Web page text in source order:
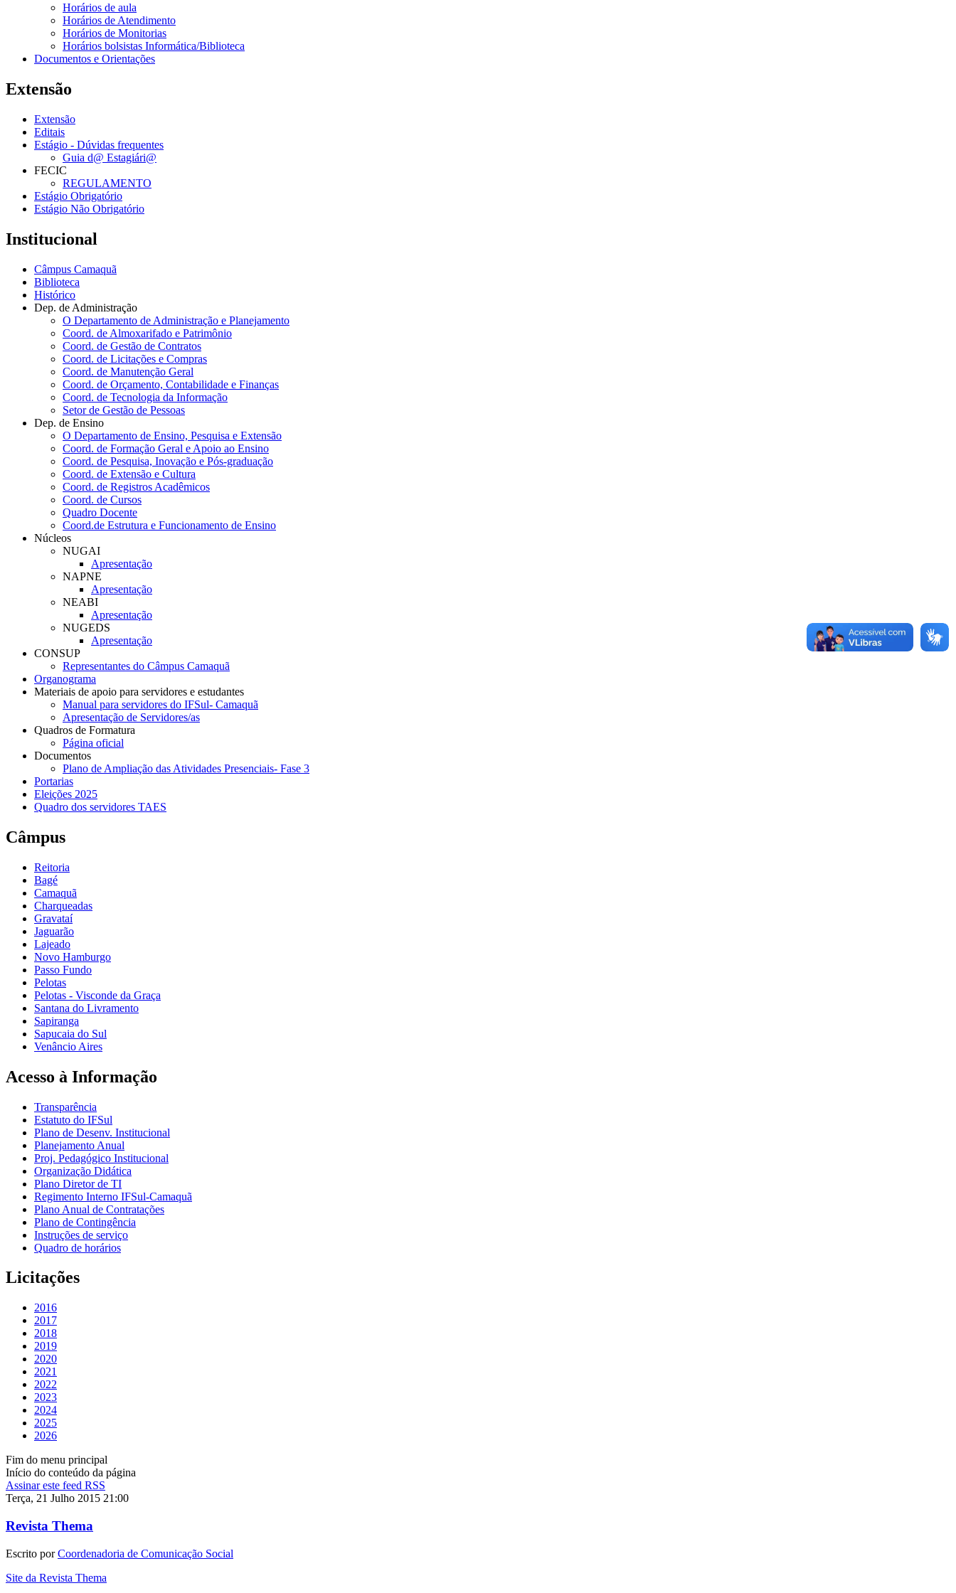
Horários de aula
Horários de Atendimento
Horários de Monitorias
Horários bolsistas Informática/Biblioteca
Documentos e Orientações
Extensão
Extensão
Editais
Estágio - Dúvidas frequentes
Guia d@ Estagiári@
FECIC
REGULAMENTO
Estágio Obrigatório
Estágio Não Obrigatório
Institucional
Câmpus Camaquã
Biblioteca
Histórico
Dep. de Administração
O Departamento de Administração e Planejamento
Coord. de Almoxarifado e Patrimônio
Coord. de Gestão de Contratos
Coord. de Licitações e Compras
Coord. de Manutenção Geral
Coord. de Orçamento, Contabilidade e Finanças
Coord. de Tecnologia da Informação
Setor de Gestão de Pessoas
Dep. de Ensino
O Departamento de Ensino, Pesquisa e Extensão
Coord. de Formação Geral e Apoio ao Ensino
Coord. de Pesquisa, Inovação e Pós-graduação
Coord. de Extensão e Cultura
Coord. de Registros Acadêmicos
Coord. de Cursos
Quadro Docente
Coord.de Estrutura e Funcionamento de Ensino
Núcleos
NUGAI
Apresentação
NAPNE
Apresentação
NEABI
Apresentação
NUGEDS
Apresentação
CONSUP
Representantes do Câmpus Camaquã
Organograma
Materiais de apoio para servidores e estudantes
Manual para servidores do IFSul- Camaquã
Apresentação de Servidores/as
Quadros de Formatura
Página oficial
Documentos
Plano de Ampliação das Atividades Presenciais- Fase 3
Portarias
Eleições 2025
Quadro dos servidores TAES
Câmpus
Reitoria
Bagé
Camaquã
Charqueadas
Gravataí
Jaguarão
Lajeado
Novo Hamburgo
Passo Fundo
Pelotas
Pelotas - Visconde da Graça
Santana do Livramento
Sapiranga
Sapucaia do Sul
Venâncio Aires
Acesso à Informação
Transparência
Estatuto do IFSul
Plano de Desenv. Institucional
Planejamento Anual
Proj. Pedagógico Institucional
Organização Didática
Plano Diretor de TI
Regimento Interno IFSul-Camaquã
Plano Anual de Contratações
Plano de Contingência
Instruções de serviço
Quadro de horários
Licitações
2016
2017
2018
2019
2020
2021
2022
2023
2024
2025
2026
Fim do menu principal
Início do conteúdo da página
Assinar este feed RSS
Terça, 21 Julho 2015 21:00
Revista Thema
Escrito porCoordenadoria de Comunicação Social
Site da Revista Thema